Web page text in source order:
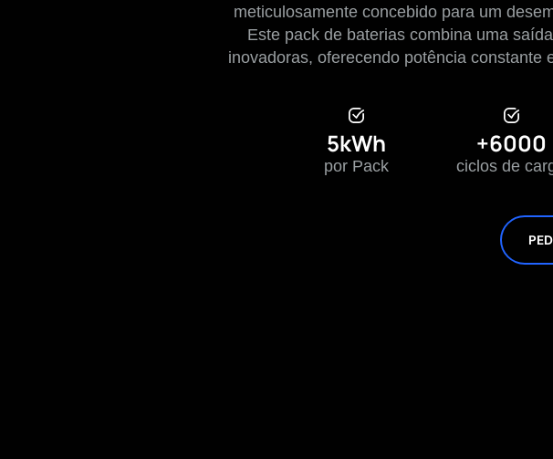
meticulosamente concebido para um
Este pack de baterias combina uma
inovadoras, oferecendo potência constante
5kWh +6000
por Pack ciclos de